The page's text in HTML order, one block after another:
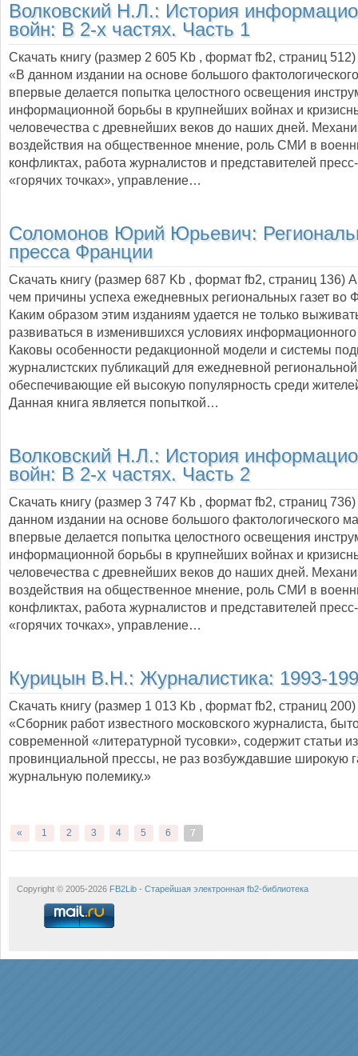
Волковский Н.Л.: История
войн: В 2-х частях. Часть 1
Скачать книгу (размер 2 605 Kb , формат fb2, страниц 512
«В данном издании на основе большого
впервые делается попытка целостного освещения
информационной борьбы в крупнейших войнах и
человечества с древнейших веков до наших дней.
воздействия на общественное мнение, роль СМИ в
конфликтах, работа журналистов и представителей
«горячих точках», управление…
Соломонов Юрий Юрьевич:
пресса Франции
Скачать книгу (размер 687 Kb , формат fb2, страниц 136)
чем причины успеха ежедневных региональных газет во
Каким образом этим изданиям удается не только
развиваться в изменившихся условиях
Каковы особенности редакционной модели и системы
журналистских публикаций для ежедневной
обеспечивающие ей высокую популярность среди
Данная книга является попыткой…
Волковский Н.Л.: История
войн: В 2-х частях. Часть 2
Скачать книгу (размер 3 747 Kb , формат fb2, страниц 736
данном издании на основе большого фактологического
впервые делается попытка целостного освещения
информационной борьбы в крупнейших войнах и
человечества с древнейших веков до наших дней.
воздействия на общественное мнение, роль СМИ в
конфликтах, работа журналистов и представителей
«горячих точках», управление…
Курицын В.Н.: Журналистика: 1993-
Скачать книгу (размер 1 013 Kb , формат fb2, страниц 200
«Сборник работ известного московского журналиста,
современной «литературной тусовки», содержит статьи
провинциальной прессы, не раз возбуждавшие широкую
журнальную полемику.»
« 1 2 3 4 5 6 7
Copyright © 2005-2026 FB2Lib - Старейшая электронная fb2-библиотека